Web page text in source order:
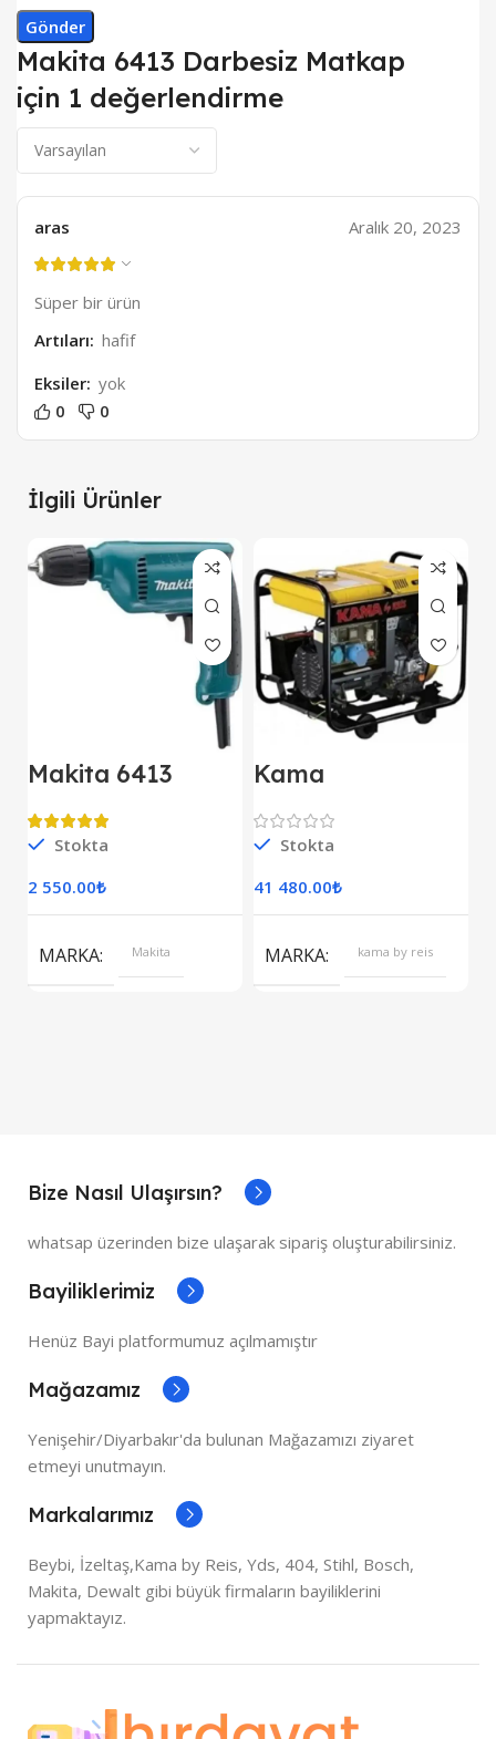
Makita 6413 Darbesiz Matkap
için 1 değerlendirme
aras Aralık 20, 2023
Süper bir ürün
Artıları: hafif
Eksiler: yok
0
0
İlgili Ürünler
Makita 6413
Stokta
2 550.00₺
MARKA Makita
Kama
Kipor Dizel
Jeneratör Marşlı
Monofaze
Stokta
41 480.00₺
MARKA kama by reis
Bize Nasıl Ulaşırsın?
whatsap üzerinden bize ulaşarak sipariş oluşturabilirsiniz.
Bayiliklerimiz
Henüz Bayi platformumuz açılmamıştır
Mağazamız
Yenişehir/Diyarbakır'da bulunan Mağazamızı ziyaret
etmeyi unutmayın.
Markalarımız
Beybi, İzeltaş,Kama by Reis, Yds, 404, Stihl, Bosch,
Makita, Dewalt gibi büyük firmaların bayiliklerini
yapmaktayız.